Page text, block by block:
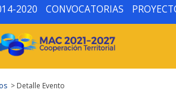
2020 CONVOCATORIAS
> Detalle Evento